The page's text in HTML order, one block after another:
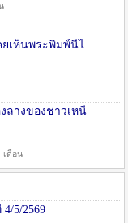
เห็นพระพิมพ์นี้ไ
ลางของชาวเหนื
เดือน
5/2569